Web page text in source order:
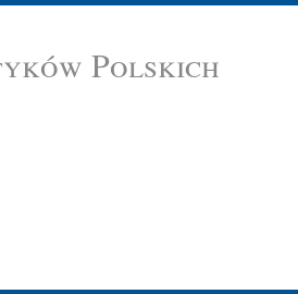
Polskich